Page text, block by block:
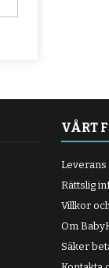
VÅRT
Leverans
Rättslig
Villkor
Om
Säker